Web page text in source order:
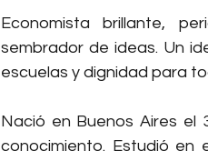
Economista brillante,
sembrador de ideas. Un
escuelas y dignidad para
Nació en Buenos Aires el
conocimiento. Estudió en